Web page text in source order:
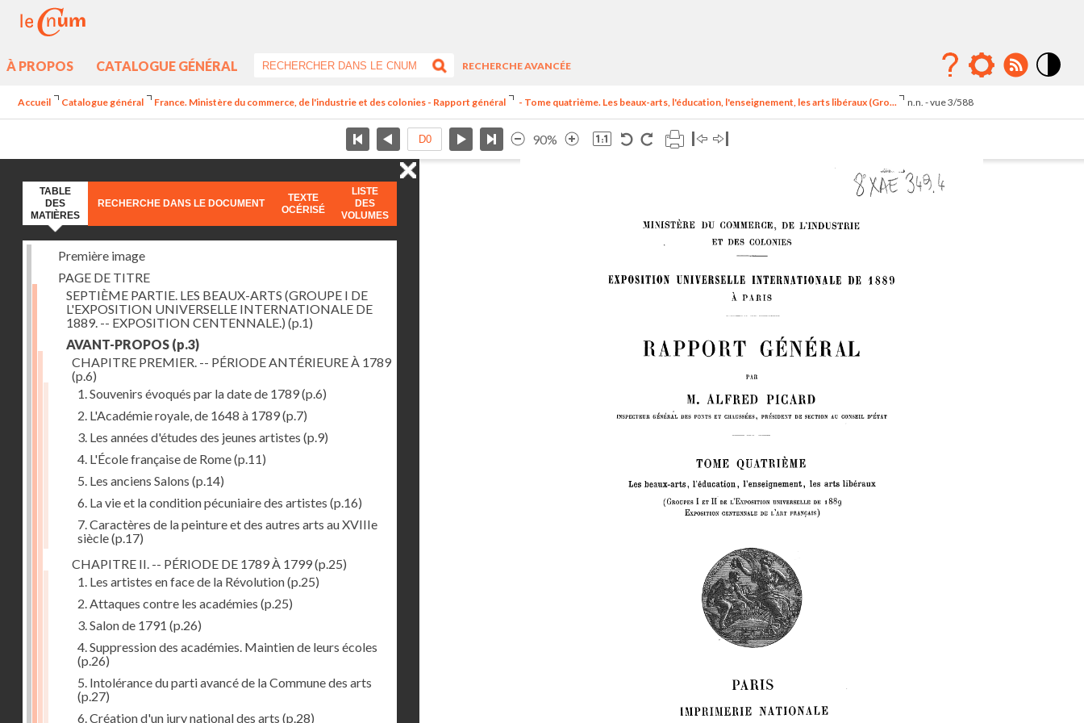
À PROPOS CATALOGUE GÉNÉRAL
RECHERCHE AVANCÉE
Accueil Catalogue général France. Ministère du commerce, de l'industrie et des colonies - Rapport général - Tome quatrième. Les beaux-arts, l'éducation, l'enseignement, les arts libéraux (Gro... n.n. - vue 3/588
90%
TABLE
DES
MATIÈRES
RECHERCHE DANS LE DOCUMENT
TEXTE
OCÉRISÉ
LISTE
DES
VOLUMES
Première image
PAGE DE TITRE
SEPTIÈME PARTIE. LES BEAUX-ARTS (GROUPE I DE
L'EXPOSITION UNIVERSELLE INTERNATIONALE DE
1889. -- EXPOSITION CENTENNALE.) (p.1)
AVANT-PROPOS (p.3)
CHAPITRE PREMIER. -- PÉRIODE ANTÉRIEURE À 1789
(p.6)
1. Souvenirs évoqués par la date de 1789(p.6)
2. L'Académie royale, de 1648 à 1789(p.7)
3. Les années d'études des jeunes artistes (p.9)
4. L'École française de Rome(p.11)
5. Les anciens Salons (p.14)
6. La vie et la condition pécuniaire des artistes (p.16)
7. Caractères de la peinture et des autres arts au XVIIIe
siècle(p.17)
CHAPITRE II. -- PÉRIODE DE 1789 À 1799(p.25)
1. Les artistes en face de la Révolution(p.25)
2. Attaques contre les académies (p.25)
3. Salon de 1791 (p.26)
4. Suppression des académies. Maintien de leurs écoles
(p.26)
5. Intolérance du parti avancé de la Commune des arts
(p.27)
6. Création d'un jury national des arts (p.28)